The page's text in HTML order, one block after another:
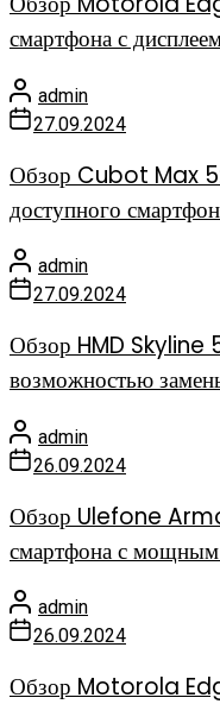
смартфона с
admin
27.09.2024
Обзор Cubot Max 5:
доступного
admin
27.09.2024
Обзор HMD Skyline
возможностью
admin
26.09.2024
Обзор Ulefone
смартфона с
admin
26.09.2024
Обзор Motorola